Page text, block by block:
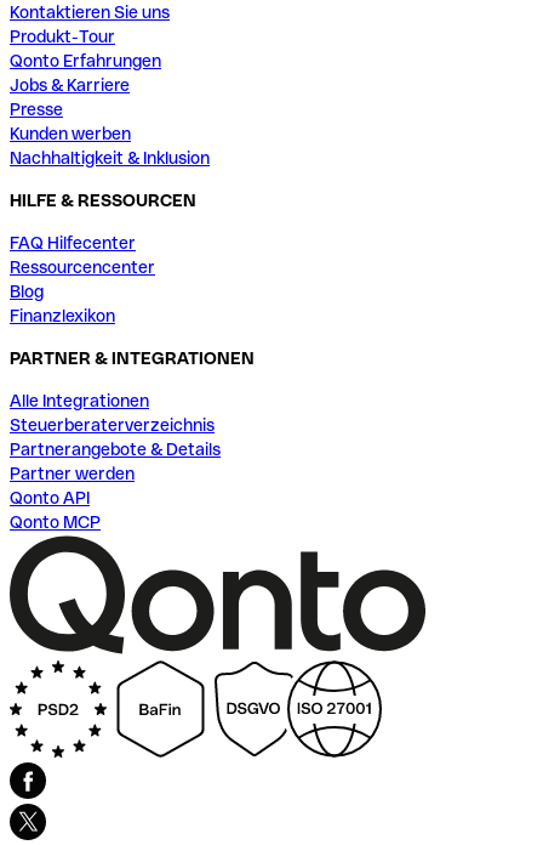
Kontaktieren Sie uns
Produkt-Tour
Qonto Erfahrungen
Jobs & Karriere
Presse
Kunden werben
Nachhaltigkeit & Inklusion
HILFE & RESSOURCEN
FAQ Hilfecenter
Ressourcencenter
Blog
Finanzlexikon
PARTNER & INTEGRATIONEN
Alle Integrationen
Steuerberaterverzeichnis
Partnerangebote & Details
Partner werden
Qonto API
Qonto MCP